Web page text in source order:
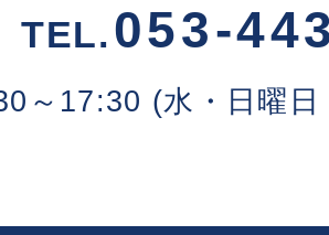
TEL.053-
～17:30 (水・日曜